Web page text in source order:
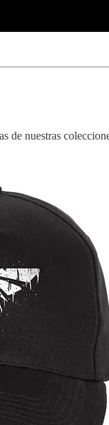
de nuestras